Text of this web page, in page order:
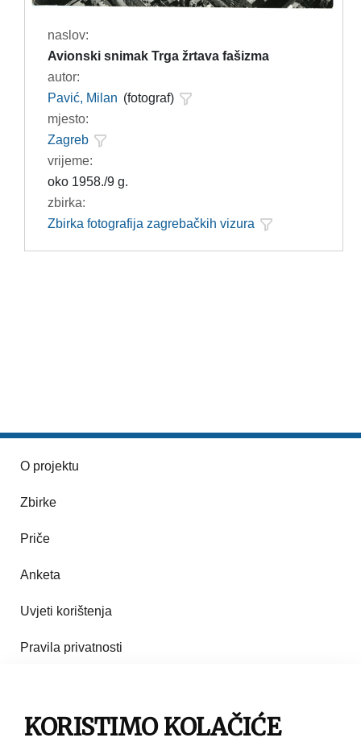
naslov:
Avionski snimak Trga žrtava fašizma
autor:
Pavić, Milan (fotograf)
mjesto:
Zagreb
vrijeme:
oko 1958./9 g.
zbirka:
Zbirka fotografija zagrebačkih vizura
O projektu
Zbirke
Priče
Anketa
Uvjeti korištenja
Pravila privatnosti
Pravila korištenja
KORISTIMO KOLAČIĆE